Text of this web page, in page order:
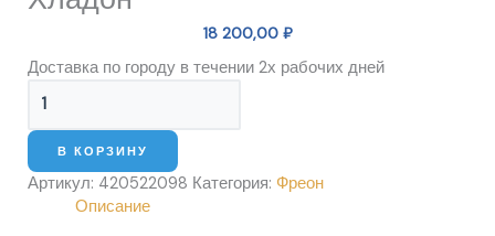
18 200,00 ₽
Доставка по городу в течении 2х рабочих дней
В КОРЗИНУ
Артикул: 420522098 Категория: Фреон
Описание